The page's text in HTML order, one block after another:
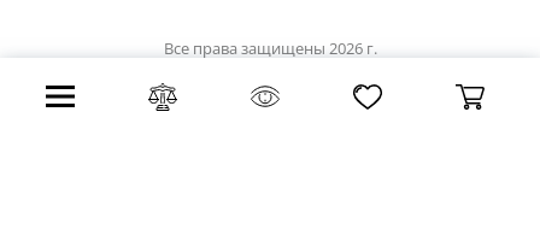
Все права защищены 2026 г.